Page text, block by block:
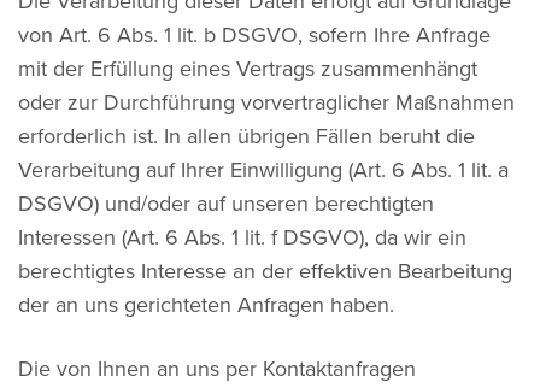
von Art. 6 Abs. 1 lit. b DSGVO, sofern Ihre Anfrage
mit der Erfüllung eines Vertrags zusammenhängt
oder zur Durchführung vorvertraglicher Maßnahmen
erforderlich ist. In allen übrigen Fällen beruht die
Verarbeitung auf Ihrer Einwilligung (Art. 6 Abs. 1 lit. a
DSGVO) und/oder auf unseren berechtigten
Interessen (Art. 6 Abs. 1 lit. f DSGVO), da wir ein
berechtigtes Interesse an der effektiven Bearbeitung
der an uns gerichteten Anfragen haben.
Die von Ihnen an uns per Kontaktanfragen